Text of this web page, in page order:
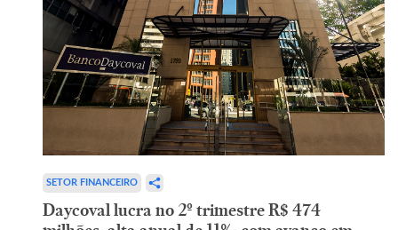
SETOR FINANCEIRO
Daycoval lucra no 2º trimestre R$ 474